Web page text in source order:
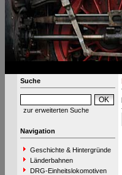
Suche
zur erweiterten Suche
Navigation
Geschichte & Hintergründe
Länderbahnen
DRG-Einheitslokomotiven